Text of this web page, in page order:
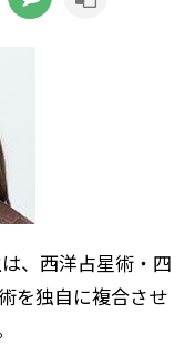
、西洋占星術・四
を独自に複合させ